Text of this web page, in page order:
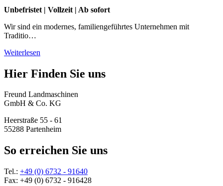
Unbefristet | Vollzeit | Ab sofort
Wir sind ein modernes, familiengeführtes Unternehmen mit
Traditio…
Weiterlesen
Hier Finden Sie uns
Freund Landmaschinen
GmbH & Co. KG
Heerstraße 55 - 61
55288 Partenheim
So erreichen Sie uns
Tel.: +49 (0) 6732 - 91640
Fax: +49 (0) 6732 - 916428